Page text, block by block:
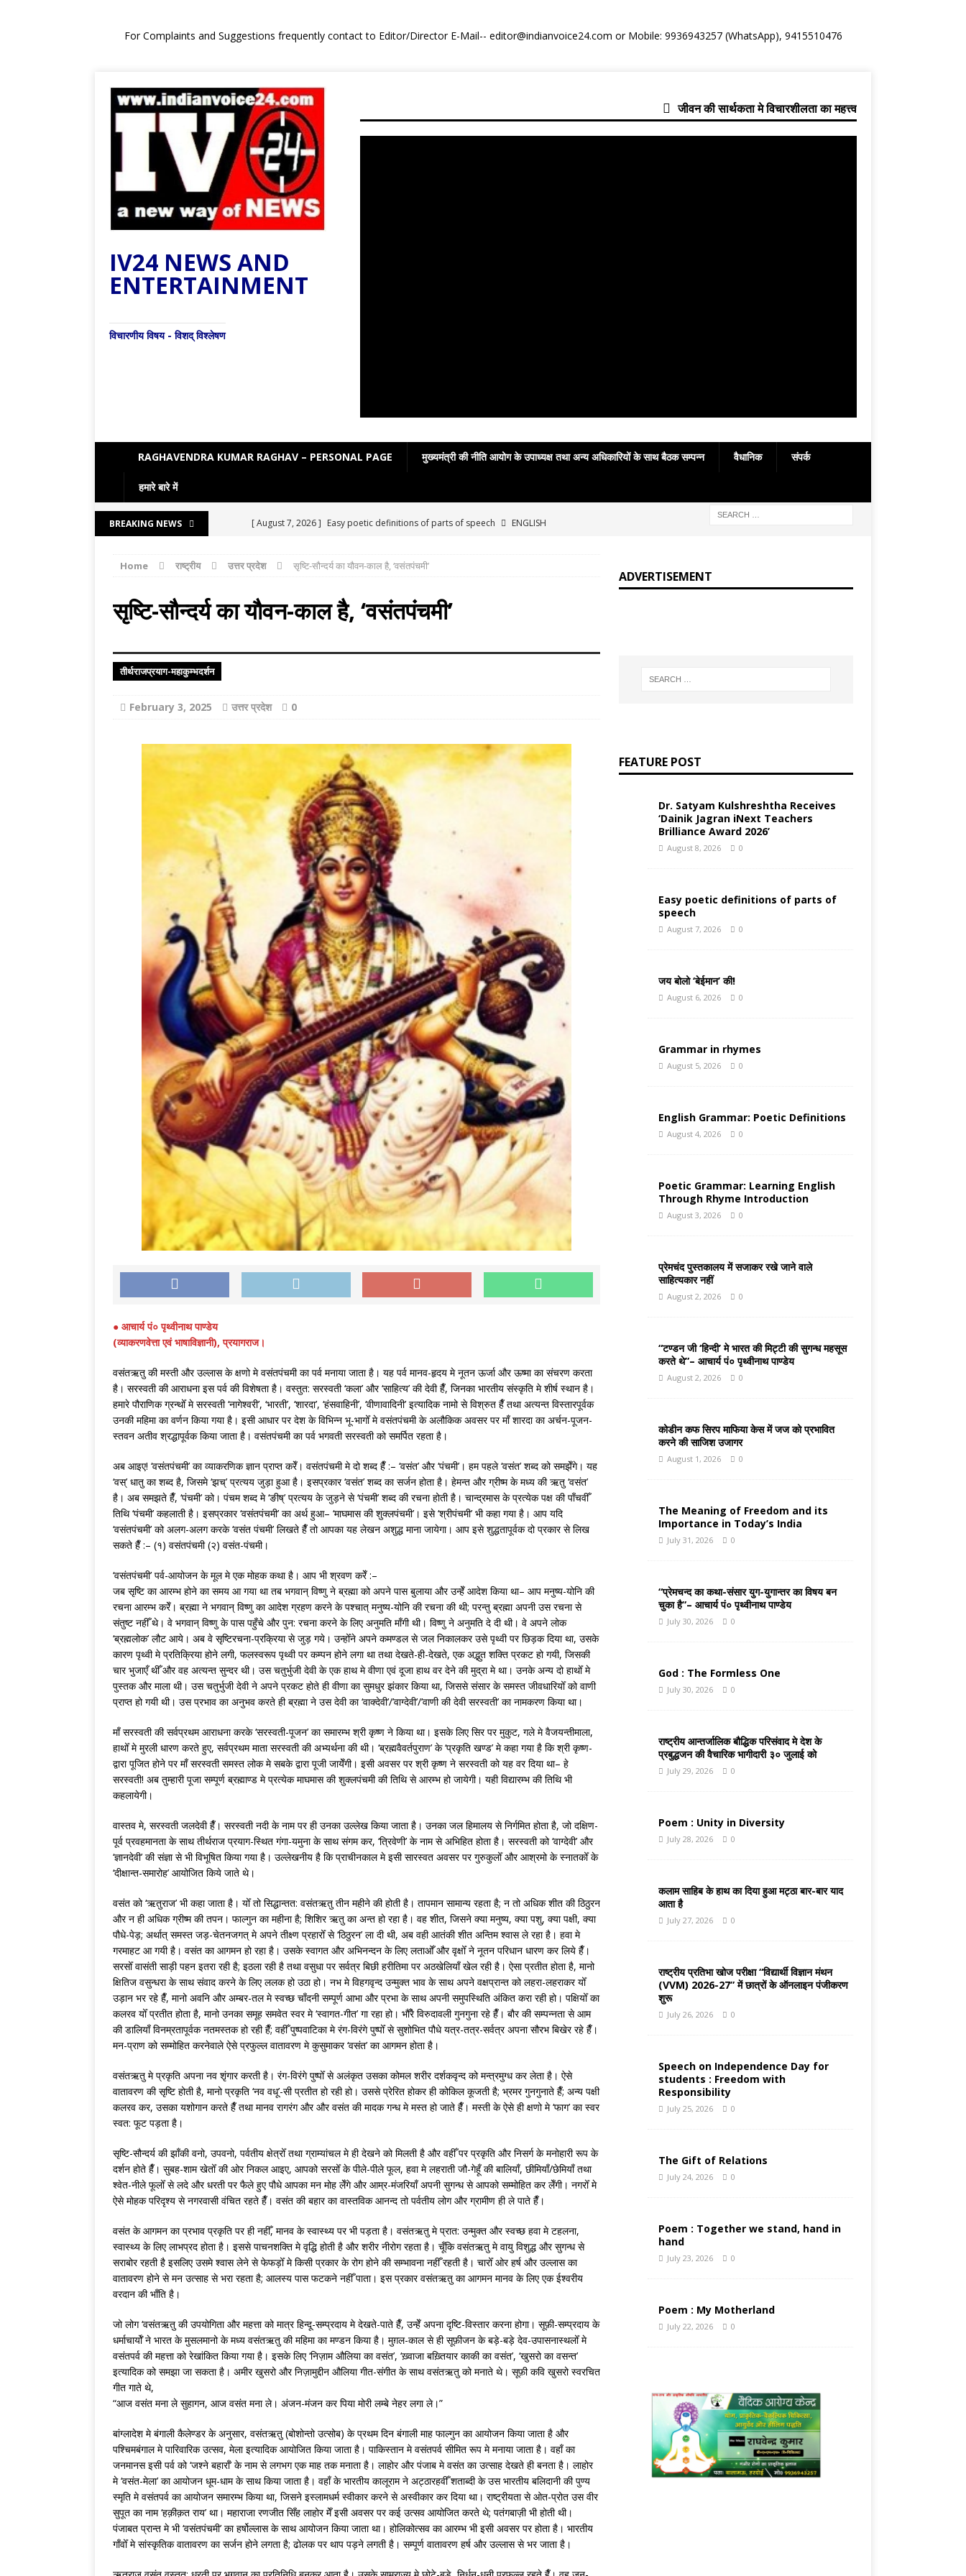
For Complaints and Suggestions frequently contact to Editor/Director E-Mail-- editor@indianvoice24.com or Mobile: 9936943257 (WhatsApp), 9415510476
IV24 NEWS AND
ENTERTAINMENT
विचारणीय विषय - विशद् विश्लेषण
जीवन की सार्थकता मे विचारशीलता का महत्त्व
RAGHAVENDRA KUMAR RAGHAV – PERSONAL PAGE मुख्यमंत्री की नीति आयोग के उपाध्यक्ष तथा अन्य अधिकारियों के साथ बैठक सम्पन्न वैधानिक संपर्क
हमारे बारे में
BREAKING NEWS [ August 7, 2026 ] Easy poetic definitions of parts of speech
ENGLISH
[ August 6, 2026 ] जय बोलो ‘बेईमान’ की!
आपकी बात : THINKING MATTER
[ August 5, 2026 ]
Grammar in rhymes
ENGLISH LITERATURE
[ August 4, 2026 ] English Grammar: Poetic Definitions
Home राष्ट्रीय उत्तर प्रदेश सृष्टि-सौन्दर्य का यौवन-काल है, ‘वसंतपंचमी’
सृष्टि-सौन्दर्य का यौवन-काल है, ‘वसंतपंचमी’
तीर्थराजप्रयाग-महाकुम्भदर्शन
February 3, 2025 उत्तर प्रदेश 0
● आचार्य पं० पृथ्वीनाथ पाण्डेय
(व्याकरणवेत्ता एवं भाषाविज्ञानी), प्रयागराज।
वसंतऋतु की मस्ती और उल्लास के क्षणो मे वसंतपंचमी का पर्व मनाया जाता है। यह पर्व मानव-हृदय मे नूतन ऊर्जा और ऊष्मा का संचरण करता
है। सरस्वती की आराधना इस पर्व की विशेषता है। वस्तुत: सरस्वती ‘कला’ और ‘साहित्य’ की देवी हैँ, जिनका भारतीय संस्कृति मे शीर्ष स्थान है।
हमारे पौराणिक ग्रन्थोँ मे सरस्वती ‘नागेश्वरी’, ‘भारती’, ‘शारदा’, ‘हंसवाहिनी’, ‘वीणावादिनी’ इत्यादिक नामो से विश्रुत हैँ तथा अत्यन्त विस्तारपूर्वक
उनकी महिमा का वर्णन किया गया है। इसी आधार पर देश के विभिन्न भू-भागोँ मे वसंतपंचमी के अलौकिक अवसर पर माँ शारदा का अर्चन-पूजन-
स्तवन अतीव श्रद्धापूर्वक किया जाता है। वसंतपंचमी का पर्व भगवती सरस्वती को समर्पित रहता है।
अब आइए! ‘वसंतपंचमी’ का व्याकरणिक ज्ञान प्राप्त करेँ। वसंतपंचमी मे दो शब्द हैँ :– ‘वसंत’ और ‘पंचमी’। हम पहले ‘वसंत’ शब्द को समझेँगे। यह
‘वस्’ धातु का शब्द है, जिसमे ‘झच्’ प्रत्यय जुड़ा हुआ है। इसप्रकार ‘वसंत’ शब्द का सर्जन होता है। हेमन्त और ग्रीष्म के मध्य की ऋतु ‘वसंत’
है। अब समझते हैँ, ‘पंचमी’ को। पंचम शब्द मे ‘ङीष्’ प्रत्यय के जुड़ने से ‘पंचमी’ शब्द की रचना होती है। चान्द्रमास के प्रत्येक पक्ष की पाँचवीँ
तिथि ‘पंचमी’ कहलाती है। इसप्रकार ‘वसंतपंचमी’ का अर्थ हुआ– ‘माघमास की शुक्लपंचमी’। इसे ‘श्रीपंचमी’ भी कहा गया है। आप यदि
‘वसंतपंचमी’ को अलग-अलग करके ‘वसंत पंचमी’ लिखते हैँ तो आपका यह लेखन अशुद्ध माना जायेगा। आप इसे शुद्धतापूर्वक दो प्रकार से लिख
सकते हैँ :– (१) वसंतपंचमी (२) वसंत-पंचमी।
‘वसंतपंचमी’ पर्व-आयोजन के मूल मे एक मोहक कथा है। आप भी श्रवण करेँ :–
जब सृष्टि का आरम्भ होने का समय आ गया था तब भगवान् विष्णु ने ब्रह्मा को अपने पास बुलाया और उन्हेँ आदेश किया था– आप मनुष्य-योनि की
रचना आरम्भ करेँ। ब्रह्मा ने भगवान् विष्णु का आदेश ग्रहण करने के पश्चात् मनुष्य-योनि की रचना की थी; परन्तु ब्रह्मा अपनी उस रचना से
संतुष्ट नहीँ थे। वे भगवान् विष्णु के पास पहुँचे और पुन: रचना करने के लिए अनुमति माँगी थी। विष्णु ने अनुमति दे दी थी। वे अपने लोक
‘ब्रह्मलोक’ लौट आये। अब वे सृष्टिरचना-प्रक्रिया से जुड़ गये। उन्होँने अपने कमण्डल से जल निकालकर उसे पृथ्वी पर छिड़क दिया था, उसके
कारण पृथ्वी मे प्रतिक्रिया होने लगी, फलस्वरूप पृथ्वी पर कम्पन होने लगा था तथा देखते-ही-देखते, एक अद्भुत शक्ति प्रकट हो गयी, जिसकी
चार भुजाएँ थीँ और वह अत्यन्त सुन्दर थी। उस चतुर्भुजी देवी के एक हाथ मे वीणा एवं दूजा हाथ वर देने की मुद्रा मे था। उनके अन्य दो हाथोँ मे
पुस्तक और माला थी। उस चतुर्भुजी देवी ने अपने प्रकट होते ही वीणा का सुमधुर झंकार किया था, जिससे संसार के समस्त जीवधारियोँ को वाणी
प्राप्त हो गयी थी। उस प्रभाव का अनुभव करते ही ब्रह्मा ने उस देवी का ‘वाक्देवी’/’वाग्देवी’/’वाणी की देवी सरस्वती’ का नामकरण किया था।
माँ सरस्वती की सर्वप्रथम आराधना करके ‘सरस्वती-पूजन’ का समारम्भ श्री कृष्ण ने किया था। इसके लिए सिर पर मुकुट, गले मे वैजयन्तीमाला,
हाथोँ मे मुरली धारण करते हुए, सर्वप्रथम माता सरस्वती की अभ्यर्थना की थी। ‘ब्रह्मवैवर्तपुराण’ के ‘प्रकृति खण्ड’ मे कहा गया है कि श्री कृष्ण-
द्वारा पूजित होने पर माँ सरस्वती समस्त लोक मे सबके द्वारा पूजी जायेँगी। इसी अवसर पर श्री कृष्ण ने सरस्वती को यह वर दिया था– हे
सरस्वती! अब तुम्हारी पूजा सम्पूर्ण ब्रह्माण्ड मे प्रत्येक माघमास की शुक्लपंचमी की तिथि से आरम्भ हो जायेगी। यही विद्यारम्भ की तिथि भी
कहलायेगी।
वास्तव मे, सरस्वती जलदेवी हैँ। सरस्वती नदी के नाम पर ही उनका उल्लेख किया जाता है। उनका जल हिमालय से निर्गमित होता है, जो दक्षिण-
पूर्व प्रवहमानता के साथ तीर्थराज प्रयाग-स्थित गंगा-यमुना के साथ संगम कर, ‘त्रिवेणी’ के नाम से अभिहित होता है। सरस्वती को ‘वाग्देवी’ और
‘ज्ञानदेवी’ की संज्ञा से भी विभूषित किया गया है। उल्लेखनीय है कि प्राचीनकाल मे इसी सारस्वत अवसर पर गुरुकुलोँ और आश्रमो के स्नातकोँ के
‘दीक्षान्त-समारोह’ आयोजित किये जाते थे।
वसंत को ‘ऋतुराज’ भी कहा जाता है। योँ तो सिद्धान्तत: वसंतऋतु तीन महीने की होती है। तापमान सामान्य रहता है; न तो अधिक शीत की ठिठुरन
और न ही अधिक ग्रीष्म की तपन। फाल्गुन का महीना है; शिशिर ऋतु का अन्त हो रहा है। वह शीत, जिसने क्या मनुष्य, क्या पशु, क्या पक्षी, क्या
पौधे-पेड़; अर्थात् समस्त जड़-चेतनजगत् मे अपने तीक्ष्ण प्रहारोँ से ‘ठिठुरन’ ला दी थी, अब वही आतंकी शीत अन्तिम श्वास ले रहा है। हवा मे
गरमाहट आ गयी है। वसंत का आगमन हो रहा है। उसके स्वागत और अभिनन्दन के लिए लताओँ और वृक्षोँ ने नूतन परिधान धारण कर लिये हैँ।
सरसोँ वासंती साड़ी पहन इतरा रही है; इठला रही है तथा वसुधा पर सर्वत्र बिछी हरीतिमा पर अठखेलियाँ खेल रही है। ऐसा प्रतीत होता है, मानो
क्षितिज वसुन्धरा के साथ संवाद करने के लिए ललक हो उठा हो। नभ मे विहगवृन्द उन्मुक्त भाव के साथ अपने वक्षप्रान्त को लहरा-लहराकर योँ
उड़ान भर रहे हैँ, मानो अवनि और अम्बर-तल मे स्वच्छ चाँदनी सम्पूर्ण आभा और प्रभा के साथ अपनी समुपस्थिति अंकित करा रही हो। पक्षियोँ का
कलरव योँ प्रतीत होता है, मानो उनका समूह समवेत स्वर मे ‘स्वागत-गीत’ गा रहा हो। भौँरे विरुदावली गुनगुना रहे हैँ। बौर की सम्पन्नता से आम
की डालियाँ विनम्रतापूर्वक नतमस्तक हो रही हैँ; वहीँ पुष्पवाटिका मे रंग-विरंगे पुष्पोँ से सुशोभित पौधे यत्र-तत्र-सर्वत्र अपना सौरभ बिखेर रहे हैँ।
मन-प्राण को सम्मोहित करनेवाले ऐसे प्रफुल्ल वातावरण मे कुसुमाकर ‘वसंत’ का आगमन होता है।
वसंतऋतु मे प्रकृति अपना नव शृंगार करती है। रंग-विरंगे पुष्पोँ से अलंकृत उसका कोमल शरीर दर्शकवृन्द को मन्त्रमुग्ध कर लेता है। ऐसे
वातावरण की सृष्टि होती है, मानो प्रकृति ‘नव वधू’-सी प्रतीत हो रही हो। उससे प्रेरित होकर ही कोकिल कूजती है; भ्रमर गुनगुनाते हैँ; अन्य पक्षी
कलरव कर, उसका यशोगान करते हैँ तथा मानव रागरंग और और वसंत की मादक गन्ध मे मस्त हो जाते हैँ। मस्ती के ऐसे ही क्षणो मे ‘फाग’ का स्वर
स्वत: फूट पड़ता है।
सृष्टि-सौन्दर्य की झाँकी वनो, उपवनो, पर्वतीय क्षेत्रोँ तथा ग्राम्यांचल मे ही देखने को मिलती है और वहीँ पर प्रकृति और निसर्ग के मनोहारी रूप के
दर्शन होते हैँ। सुबह-शाम खेतोँ की ओर निकल आइए, आपको सरसोँ के पीले-पीले फूल, हवा मे लहराती जौ-गेहूँ की बालियाँ, छीमियाँ/छेमियाँ तथा
श्वेत-नीले फूलोँ से लदे और धरती पर फैले हुए पौधे आपका मन मोह लेँगे और आम्र-मंजरियाँ अपनी सुगन्ध से आपको सम्मोहित कर लेँगी। नगरोँ मे
ऐसे मोहक परिदृश्य से नगरवासी वंचित रहते हैँ। वसंत की बहार का वास्तविक आनन्द तो पर्वतीय लोग और ग्रामीण ही ले पाते हैँ।
वसंत के आगमन का प्रभाव प्रकृति पर ही नहीँ, मानव के स्वास्थ्य पर भी पड़ता है। वसंतऋतु मे प्रात: उन्मुक्त और स्वच्छ हवा मे टहलना,
स्वास्थ्य के लिए लाभप्रद होता है। इससे पाचनशक्ति मे वृद्धि होती है और शरीर नीरोग रहता है। चूँकि वसंतऋतु मे वायु विशुद्ध और सुगन्ध से
सराबोर रहती है इसलिए उसमे श्वास लेने से फेफड़ोँ मे किसी प्रकार के रोग होने की सम्भावना नहीँ रहती है। चारोँ ओर हर्ष और उल्लास का
वातावरण होने से मन उत्साह से भरा रहता है; आलस्य पास फटकने नहीँ पाता। इस प्रकार वसंतऋतु का आगमन मानव के लिए एक ईश्वरीय
वरदान की भाँति है।
जो लोग ‘वसंतऋतु की उपयोगिता और महत्ता को मात्र हिन्दू-सम्प्रदाय मे देखते-पाते हैँ, उन्हेँ अपना दृष्टि-विस्तार करना होगा। सूफ़ी-सम्प्रदाय के
धर्माचार्योँ ने भारत के मुसलमानो के मध्य वसंतऋतु की महिमा का मण्डन किया है। मुग़ल-काल से ही सूफ़ीजन के बड़े-बड़े देव-उपासनास्थलोँ मे
वसंतपर्व की महत्ता को रेखांकित किया गया है। इसके लिए ‘निज़ाम औलिया का वसंत’, ‘ख़्वाजा बख़्तियार काकी का वसंत’, ‘खुसरो का वसन्त’
इत्यादिक को समझा जा सकता है। अमीर खुसरो और निज़ामुद्दीन औलिया गीत-संगीत के साथ वसंतऋतु को मनाते थे। सूफ़ी कवि खुसरो स्वरचित
गीत गाते थे,
“आज वसंत मना ले सुहागन, आज वसंत मना ले। अंजन-मंजन कर पिया मोरी लम्बे नेहर लगा ले।”
बांग्लादेश मे बंगाली कैलेण्डर के अनुसार, वसंतऋतु (बोशोन्तो उत्सोब) के प्रथम दिन बंगाली माह फाल्गुन का आयोजन किया जाता है और
पश्चिमबंगाल मे पारिवारिक उत्सव, मेला इत्यादिक आयोजित किया जाता है। पाकिस्तान मे वसंतपर्व सीमित रूप मे मनाया जाता है। वहाँ का
जनमानस इसी पर्व को ‘जश्ने बहाराँ’ के नाम से लगभग एक माह तक मनाता है। लाहोर और पंजाब मे वसंत का उत्साह देखते ही बनता है। लाहोर
मे ‘वसंत-मेला’ का आयोजन धूम-धाम के साथ किया जाता है। वहाँ के भारतीय कालूराम ने अट्ठारहवीँ शताब्दी के उस भारतीय बलिदानी की पुण्य
स्मृति मे वसंतपर्व का आयोजन समारम्भ किया था, जिसने इस्लामधर्म स्वीकार करने से अस्वीकार कर दिया था। राष्ट्रीयता से ओत-प्रोत उस वीर
सुपूत का नाम ‘हक़ीक़त राय’ था। महाराजा रणजीत सिँह लाहोर मेँ इसी अवसर पर कई उत्सव आयोजित करते थे; पतंगबाज़ी भी होती थी।
पंजाबत प्रान्त मे भी ‘वसंतपंचमी’ का हर्षोल्लास के साथ आयोजन किया जाता था। होलिकोत्सव का आरम्भ भी इसी अवसर पर होता है। भारतीय
गाँवोँ मे सांस्कृतिक वातावरण का सर्जन होने लगता है; ढोलक पर थाप पड़ने लगती है। सम्पूर्ण वातावरण हर्ष और उल्लास से भर जाता है।
ADVERTISEMENT
FEATURE POST
Dr. Satyam Kulshreshtha Receives
‘Dainik Jagran iNext Teachers
Brilliance Award 2026’
August 8, 2026 0
Easy poetic definitions of parts of
speech
August 7, 2026 0
जय बोलो ‘बेईमान’ की!
August 6, 2026 0
Grammar in rhymes
August 5, 2026 0
English Grammar: Poetic Definitions
August 4, 2026 0
Poetic Grammar: Learning English
Through Rhyme Introduction
August 3, 2026 0
प्रेमचंद पुस्तकालय में सजाकर रखे जाने वाले
साहित्यकार नहीं
August 2, 2026 0
“टण्डन जी ‘हिन्दी’ मे भारत की मिट्टी की सुगन्ध महसूस
करते थे”– आचार्य पं० पृथ्वीनाथ पाण्डेय
August 2, 2026 0
कोडीन कफ सिरप माफिया केस में जज को प्रभावित
करने की साजिश उजागर
August 1, 2026 0
The Meaning of Freedom and its
Importance in Today’s India
July 31, 2026 0
“प्रेमचन्द का कथा-संसार युग-युगान्तर का विषय बन
चुका है”– आचार्य पं० पृथ्वीनाथ पाण्डेय
July 30, 2026 0
God : The Formless One
July 30, 2026 0
राष्ट्रीय आन्तर्जालिक बौद्धिक परिसंवाद मे देश के
प्रबुद्धजन की वैचारिक भागीदारी ३० जुलाई को
July 29, 2026 0
Poem : Unity in Diversity
July 28, 2026 0
कलाम साहिब के हाथ का दिया हुआ मट्ठा बार-बार याद
आता है
July 27, 2026 0
राष्ट्रीय प्रतिभा खोज परीक्षा “विद्यार्थी विज्ञान मंथन
(VVM) 2026-27” में छात्रों के ऑनलाइन पंजीकरण
शुरू
July 26, 2026 0
Speech on Independence Day for
students : Freedom with
Responsibility
July 25, 2026 0
The Gift of Relations
July 24, 2026 0
Poem : Together we stand, hand in
hand
July 23, 2026 0
Poem : My Motherland
July 22, 2026 0